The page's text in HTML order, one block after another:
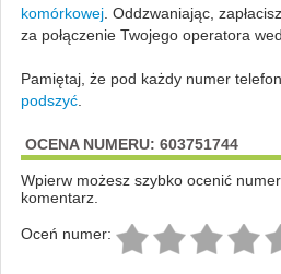
komórkowej. Oddzwaniając,
za połączenie Twojego operatora
Pamiętaj, że pod każdy numer
podszyć.
OCENA NUMERU: 603751744
Wpierw możesz szybko ocenić
komentarz.
Oceń numer: